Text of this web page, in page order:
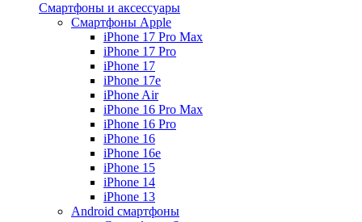
Смартфоны и аксессуары
Смартфоны Apple
iPhone 17 Pro Max
iPhone 17 Pro
iPhone 17
iPhone 17e
iPhone Air
iPhone 16 Pro Max
iPhone 16 Pro
iPhone 16
iPhone 16e
iPhone 15
iPhone 14
iPhone 13
Android cмартфоны